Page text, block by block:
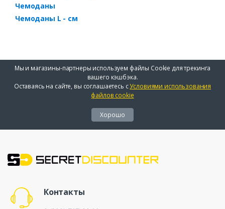
Чемоданы
Чемоданы L - см
Мы и магазины-партнеры используем файлы Cookie для трекинга
вашего кэшбэка.
Оставаясь на сайте, вы соглашаетесь сУсловиями использования
файлов cookie
Хорошо
Контакты